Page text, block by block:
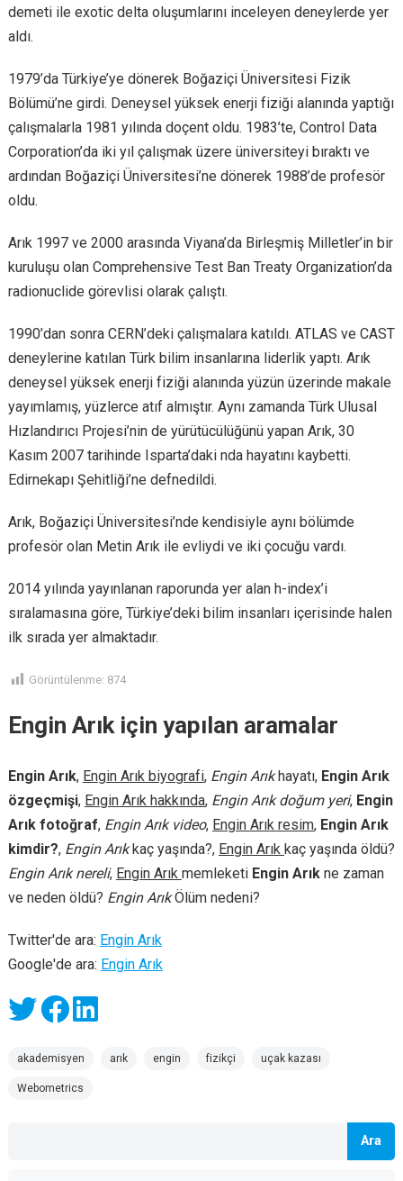
demeti ile exotic delta oluşumlarını inceleyen deneylerde yer
aldı.
1979’da Türkiye’ye dönerek Boğaziçi Üniversitesi Fizik
Bölümü’ne girdi. Deneysel yüksek enerji fiziği alanında yaptığı
çalışmalarla 1981 yılında doçent oldu. 1983’te, Control Data
Corporation’da iki yıl çalışmak üzere üniversiteyi bıraktı ve
ardından Boğaziçi Üniversitesi’ne dönerek 1988’de profesör
oldu.
Arık 1997 ve 2000 arasında Viyana’da Birleşmiş Milletler’in bir
kuruluşu olan Comprehensive Test Ban Treaty Organization’da
radionuclide görevlisi olarak çalıştı.
1990’dan sonra CERN’deki çalışmalara katıldı. ATLAS ve CAST
deneylerine katılan Türk bilim insanlarına liderlik yaptı. Arık
deneysel yüksek enerji fiziği alanında yüzün üzerinde makale
yayımlamış, yüzlerce atıf almıştır. Aynı zamanda Türk Ulusal
Hızlandırıcı Projesi’nin de yürütücülüğünü yapan Arık, 30
Kasım 2007 tarihinde Isparta’daki nda hayatını kaybetti.
Edirnekapı Şehitliği’ne defnedildi.
Arık, Boğaziçi Üniversitesi’nde kendisiyle aynı bölümde
profesör olan Metin Arık ile evliydi ve iki çocuğu vardı.
2014 yılında yayınlanan raporunda yer alan h-index’i
sıralamasına göre, Türkiye’deki bilim insanları içerisinde halen
ilk sırada yer almaktadır.
Görüntülenme: 874
Engin Arık için yapılan aramalar
Engin Arık, Engin Arık biyografi, Engin Arıkhayatı, Engin Arık
özgeçmişi, Engin Arık hakkında, Engin Arık doğum yeri, Engin
Arık fotoğraf, Engin Arık video, Engin Arık resim, Engin Arık
kimdir?, Engin Arıkkaç yaşında?, Engin Arık kaç yaşında öldü?
Engin Arık nereli, Engin Arık memleketi Engin Arıkne zaman
ve neden öldü? Engin ArıkÖlüm nedeni?
Twitter'de ara: Engin Arık
Google'de ara: Engin Arık
akademisyen arık engin fizikçi uçak kazası
Webometrics
Ara